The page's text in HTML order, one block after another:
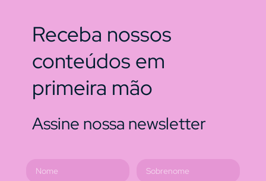
Receba nossos
conteúdos em
primeira mão
Assine nossa newsletter